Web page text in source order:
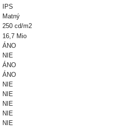
IPS
Matný
250 cd/m2
16,7 Mio
ÁNO
NIE
ÁNO
ÁNO
NIE
NIE
NIE
NIE
NIE